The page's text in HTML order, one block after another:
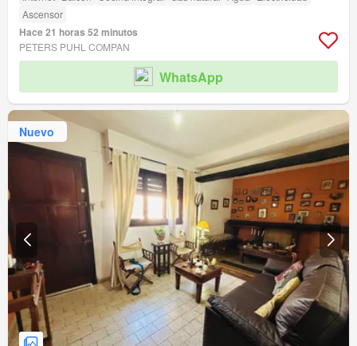
Ascensor
Hace 21 horas 52 minutos
PETERS PUHL COMPAN
WhatsApp
Nuevo